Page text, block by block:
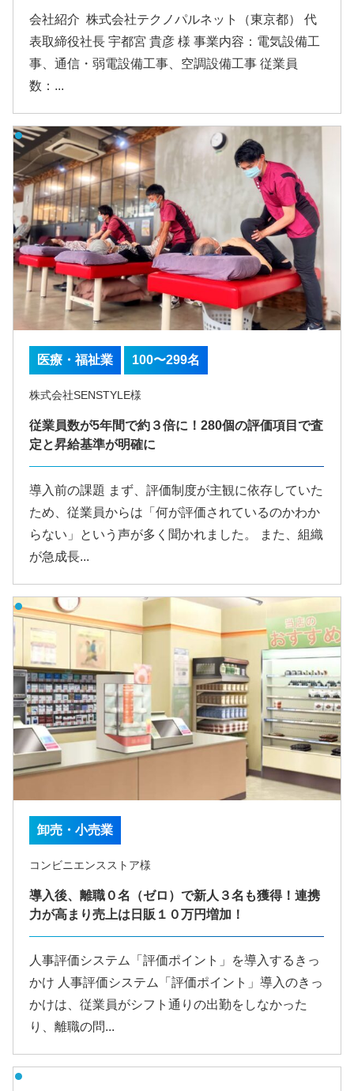
会社紹介 株式会社テクノパルネット（東京都） 代
表取締役社長 宇都宮 貴彦 様 事業内容：電気設備工
事、通信・弱電設備工事、空調設備工事 従業員
数：...
医療・福祉業 100〜299名
株式会社SENSTYLE様
従業員数が5年間で約３倍に！280個の評価項目で査
定と昇給基準が明確に
導入前の課題 まず、評価制度が主観に依存していた
ため、従業員からは「何が評価されているのかわか
らない」という声が多く聞かれました。 また、組織
が急成長...
卸売・小売業
コンビニエンスストア様
導入後、離職０名（ゼロ）で新人３名も獲得！連携
力が高まり売上は日販１０万円増加！
人事評価システム「評価ポイント」を導入するきっ
かけ 人事評価システム「評価ポイント」導入のきっ
かけは、従業員がシフト通りの出勤をしなかった
り、離職の問...